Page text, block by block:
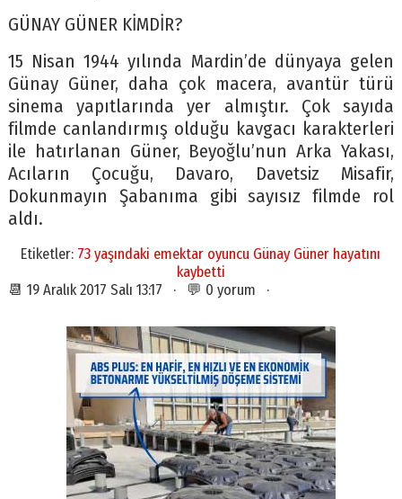
GÜNAY GÜNER KİMDİR?
15 Nisan 1944 yılında Mardin’de dünyaya gelen
Günay Güner, daha çok macera, avantür türü
sinema yapıtlarında yer almıştır. Çok sayıda
filmde canlandırmış olduğu kavgacı karakterleri
ile hatırlanan Güner, Beyoğlu’nun Arka Yakası,
Acıların Çocuğu, Davaro, Davetsiz Misafir,
Dokunmayın Şabanıma gibi sayısız filmde rol
aldı.
Etiketler: 73 yaşındaki emektar oyuncu Günay Güner hayatını
kaybetti
📆 19 Aralık 2017 Salı 13:17 · 💬 0 yorum ·